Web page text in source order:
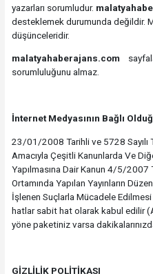
yazarları sorumludur.
desteklemek durumunda değildir.
düşünceleridir.
malatyahaberajans.com
sorumluluğunu almaz.
İnternet Medyasının Bağlı
23/01/2008 Tarihli ve 5728 Sayılı
Amacıyla Çeşitli Kanunlarda Ve
Yapılmasına Dair Kanun 4/5/2007
Ortamında Yapılan Yayınların
İşlenen Suçlarla Mücadele
hatlar sabit hat olarak kabul edilir
yöne paketiniz varsa
GİZLİLİK POLİTİKASI